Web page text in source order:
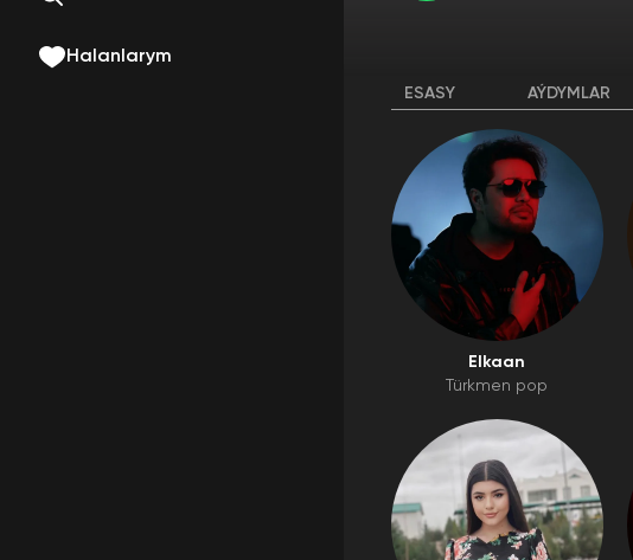
Halanlarym
ESASY AÝDYMLAR
Elkaan
Türkmen pop